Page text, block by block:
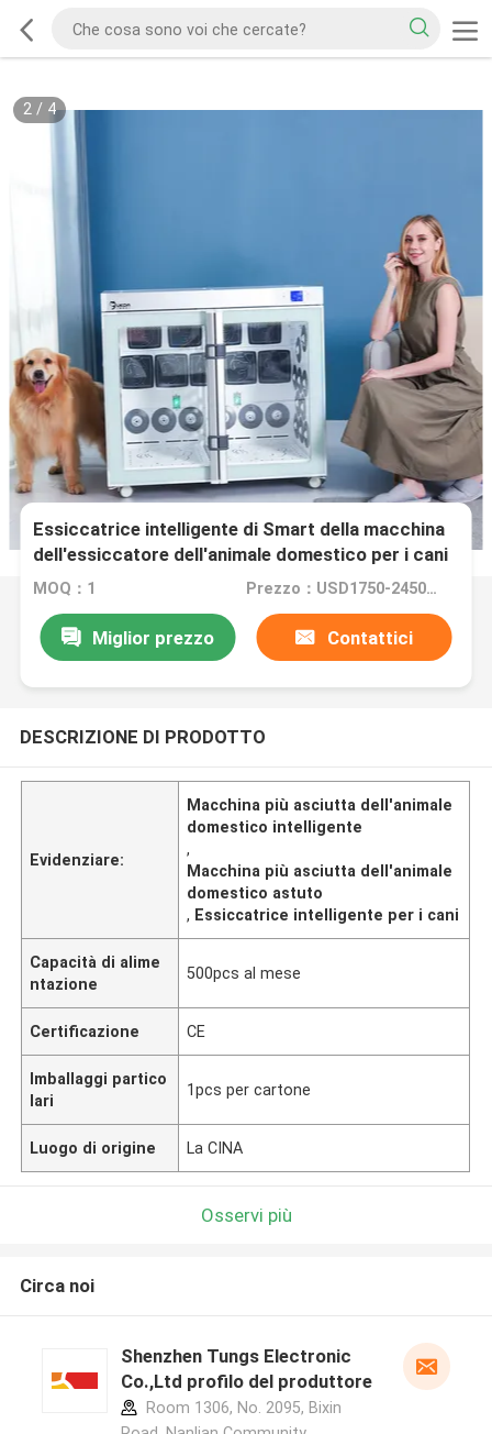
2/ 4
Essiccatrice intelligente di Smart della macchina
dell'essiccatore dell'animale domestico per i cani
MOQ：1 Prezzo：USD1750-2450/pc
Miglior prezzo Contattici
DESCRIZIONE DI PRODOTTO
Evidenziare:
Macchina più asciutta dell'animale
domestico intelligente
,
Macchina più asciutta dell'animale
domestico astuto
, Essiccatrice intelligente per i cani
Capacità di alime
ntazione
500pcs al mese
Certificazione CE
Imballaggi partico
lari
1pcs per cartone
Luogo di origine La CINA
Osservi più
Circa noi
Shenzhen Tungs Electronic
Co.,Ltd profilo del produttore
Room 1306, No. 2095, Bixin